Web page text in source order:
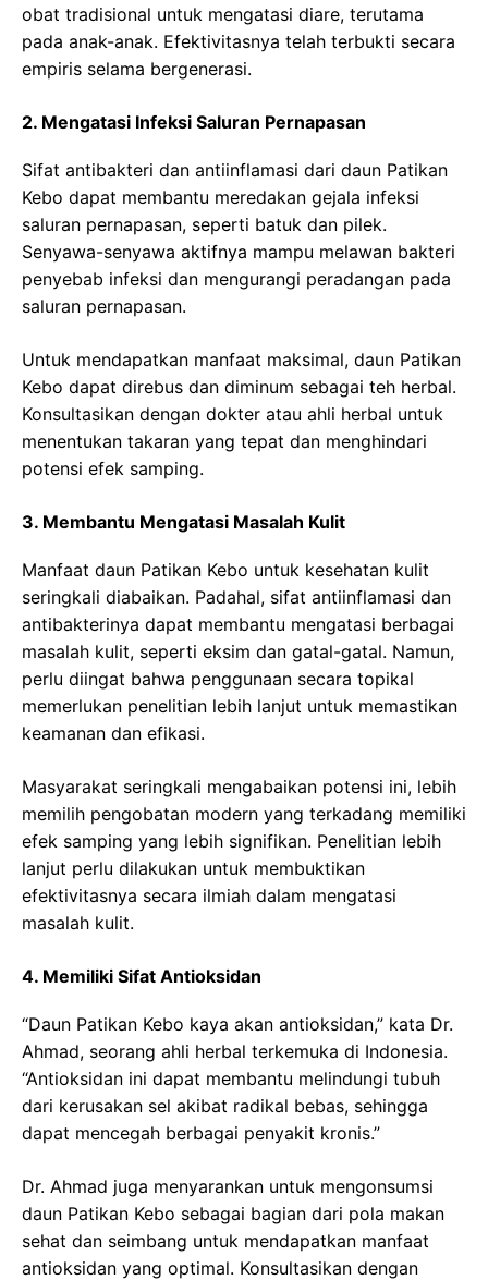
obat tradisional untuk mengatasi diare, terutama
pada anak-anak. Efektivitasnya telah terbukti secara
empiris selama bergenerasi.
2. Mengatasi Infeksi Saluran Pernapasan
Sifat antibakteri dan antiinflamasi dari daun Patikan
Kebo dapat membantu meredakan gejala infeksi
saluran pernapasan, seperti batuk dan pilek.
Senyawa-senyawa aktifnya mampu melawan bakteri
penyebab infeksi dan mengurangi peradangan pada
saluran pernapasan.
Untuk mendapatkan manfaat maksimal, daun Patikan
Kebo dapat direbus dan diminum sebagai teh herbal.
Konsultasikan dengan dokter atau ahli herbal untuk
menentukan takaran yang tepat dan menghindari
potensi efek samping.
3. Membantu Mengatasi Masalah Kulit
Manfaat daun Patikan Kebo untuk kesehatan kulit
seringkali diabaikan. Padahal, sifat antiinflamasi dan
antibakterinya dapat membantu mengatasi berbagai
masalah kulit, seperti eksim dan gatal-gatal. Namun,
perlu diingat bahwa penggunaan secara topikal
memerlukan penelitian lebih lanjut untuk memastikan
keamanan dan efikasi.
Masyarakat seringkali mengabaikan potensi ini, lebih
memilih pengobatan modern yang terkadang memiliki
efek samping yang lebih signifikan. Penelitian lebih
lanjut perlu dilakukan untuk membuktikan
efektivitasnya secara ilmiah dalam mengatasi
masalah kulit.
4. Memiliki Sifat Antioksidan
“Daun Patikan Kebo kaya akan antioksidan,” kata Dr.
Ahmad, seorang ahli herbal terkemuka di Indonesia.
“Antioksidan ini dapat membantu melindungi tubuh
dari kerusakan sel akibat radikal bebas, sehingga
dapat mencegah berbagai penyakit kronis.”
Dr. Ahmad juga menyarankan untuk mengonsumsi
daun Patikan Kebo sebagai bagian dari pola makan
sehat dan seimbang untuk mendapatkan manfaat
antioksidan yang optimal. Konsultasikan dengan